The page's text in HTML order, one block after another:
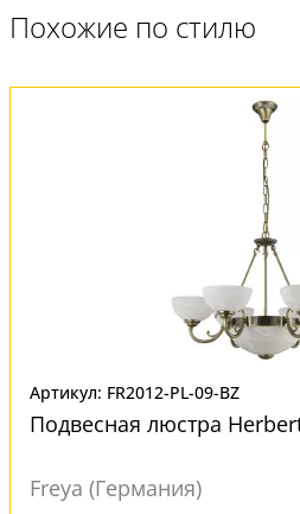
Похожие по стилю
Артикул: FR2012-PL-09-BZ
Подвесная люстра
Freya (Германия)